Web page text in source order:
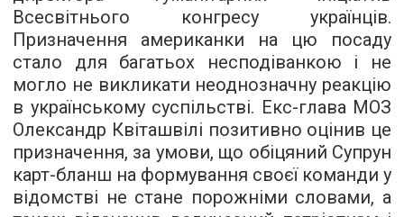
Всесвітнього конгресу українців.
Призначення американки на цю посаду
стало для багатьох несподіванкою і не
могло не викликати неоднозначну реакцію
в українському суспільстві. Екс-глава МОЗ
Олександр Квіташвілі позитивно оцінив це
призначення, за умови, що обіцяний Супрун
карт-бланш на формування своєї команди у
відомстві не стане порожніми словами, а